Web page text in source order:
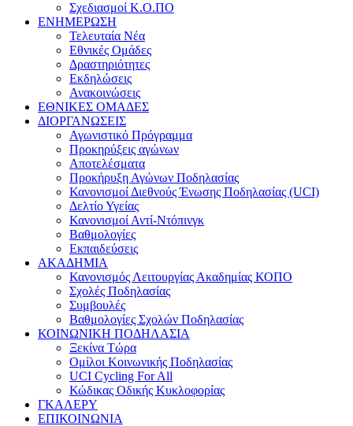
Σχεδιασμοί Κ.Ο.ΠΟ
ΕΝΗΜΕΡΩΣΗ
Τελευταία Νέα
Εθνικές Ομάδες
Δραστηριότητες
Εκδηλώσεις
Ανακοινώσεις
ΕΘΝΙΚΕΣ ΟΜΑΔΕΣ
ΔΙΟΡΓΑΝΩΣΕΙΣ
Αγωνιστικό Πρόγραμμα
Προκηρύξεις αγώνων
Αποτελέσματα
Προκήρυξη Αγώνων Ποδηλασίας
Κανονισμοί Διεθνούς Ένωσης Ποδηλασίας (UCI)
Δελτίο Υγείας
Κανονισμοί Αντί-Ντόπινγκ
Βαθμολογίες
Εκπαιδεύσεις
ΑΚΑΔΗΜΙΑ
Κανονισμός Λειτουργίας Ακαδημίας ΚΟΠΟ
Σχολές Ποδηλασίας
Συμβουλές
Βαθμολογίες Σχολών Ποδηλασίας
ΚΟΙΝΩΝΙΚΗ ΠΟΔΗΛΑΣΙΑ
Ξεκίνα Τώρα
Ομίλοι Κοινωνικής Ποδηλασίας
UCI Cycling For All
Κώδικας Οδικής Κυκλοφορίας
ΓΚΑΛΕΡΥ
ΕΠΙΚΟΙΝΩΝΙΑ